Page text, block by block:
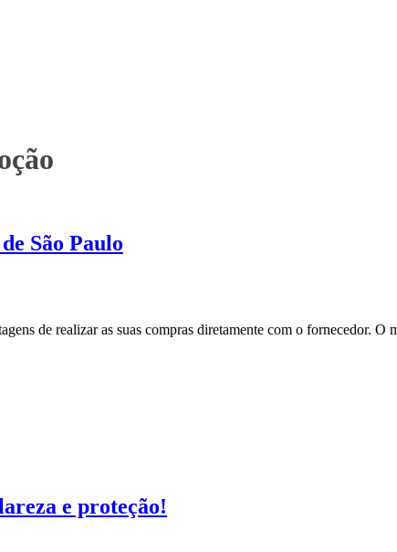
São Paulo
de realizar as suas compras diretamente com o fornecedor.
e proteção!